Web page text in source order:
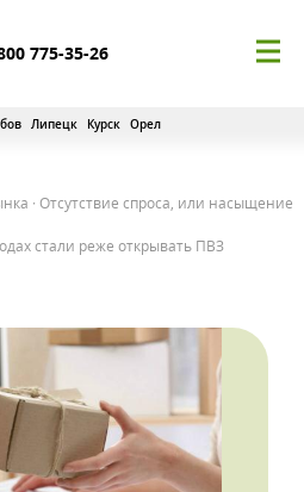
775-35-26
Липецк Курск Орел
· Отсутствие спроса, или насыщение
стали реже открывать ПВЗ